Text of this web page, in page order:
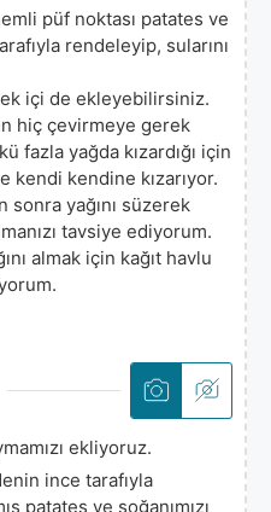
püf noktası patates ve
rendeleyip, sularını
içi de ekleyebilirsiniz.
hiç çevirmeye gerek
fazla yağda kızardığı için
kendi kendine kızarıyor.
sonra yağını süzerek
tavsiye ediyorum.
almak için kağıt havlu
ekliyoruz.
ince tarafıyla
patates ve soğanımızı